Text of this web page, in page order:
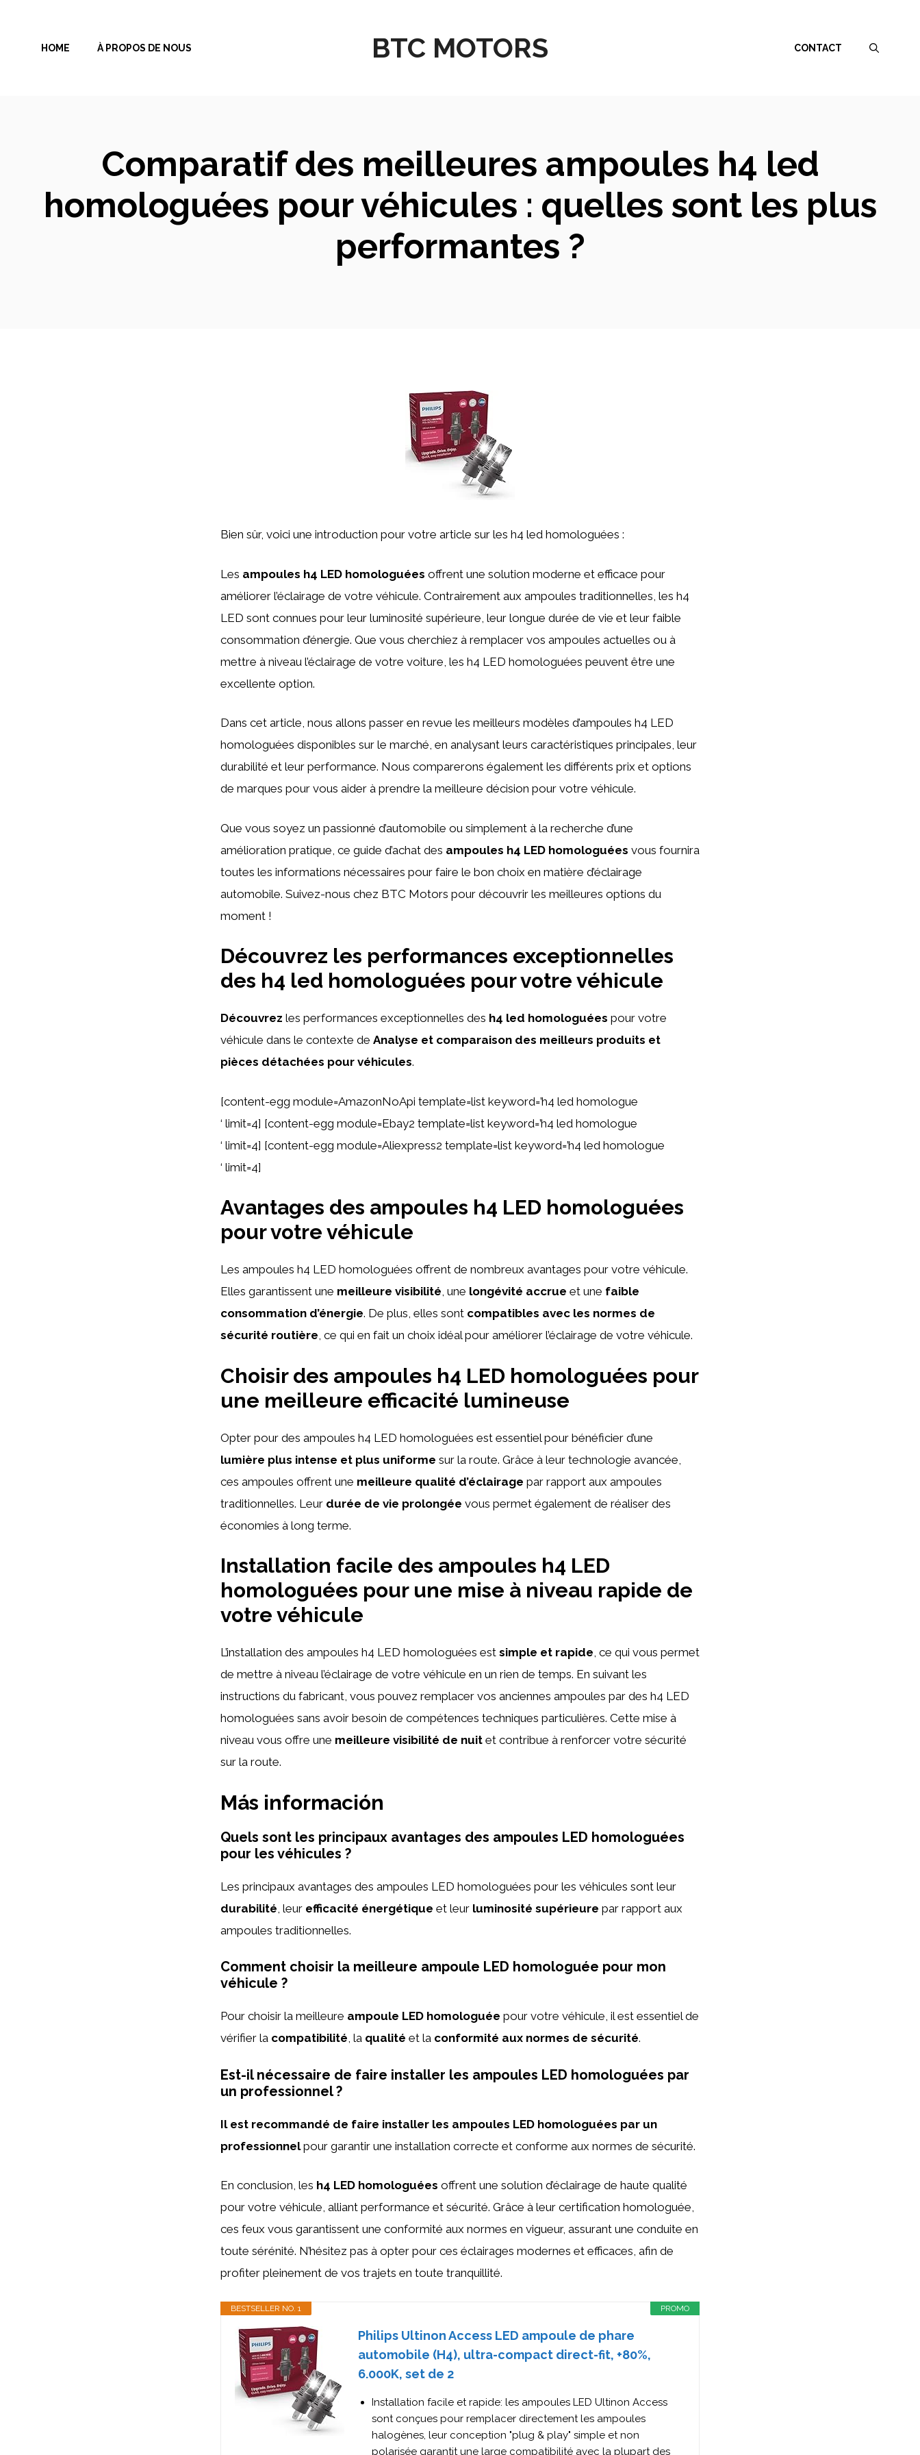
contenu
BTC MOTORS
HOME À PROPOS DE NOUS CONTACT
Comparatif des meilleures ampoules h4 led
homologuées pour véhicules : quelles sont les plus
performantes ?
Bien sûr, voici une introduction pour votre article sur les h4 led homologuées :
Les ampoules h4 LED homologuées offrent une solution moderne et efficace pour
améliorer l’éclairage de votre véhicule. Contrairement aux ampoules traditionnelles, les h4
LED sont connues pour leur luminosité supérieure, leur longue durée de vie et leur faible
consommation d’énergie. Que vous cherchiez à remplacer vos ampoules actuelles ou à
mettre à niveau l’éclairage de votre voiture, les h4 LED homologuées peuvent être une
excellente option.
Dans cet article, nous allons passer en revue les meilleurs modèles d’ampoules h4 LED
homologuées disponibles sur le marché, en analysant leurs caractéristiques principales, leur
durabilité et leur performance. Nous comparerons également les différents prix et options
de marques pour vous aider à prendre la meilleure décision pour votre véhicule.
Que vous soyez un passionné d’automobile ou simplement à la recherche d’une
amélioration pratique, ce guide d’achat des ampoules h4 LED homologuées vous fournira
toutes les informations nécessaires pour faire le bon choix en matière d’éclairage
automobile. Suivez-nous chez BTC Motors pour découvrir les meilleures options du
moment !
Découvrez les performances exceptionnelles
des h4 led homologuées pour votre véhicule
Découvrez les performances exceptionnelles des h4 led homologuées pour votre
véhicule dans le contexte de Analyse et comparaison des meilleurs produits et
pièces détachées pour véhicules.
[content-egg module=AmazonNoApi template=list keyword=’h4 led homologue
‘ limit=4] [content-egg module=Ebay2 template=list keyword=’h4 led homologue
‘ limit=4] [content-egg module=Aliexpress2 template=list keyword=’h4 led homologue
‘ limit=4]
Avantages des ampoules h4 LED homologuées
pour votre véhicule
Les ampoules h4 LED homologuées offrent de nombreux avantages pour votre véhicule.
Elles garantissent une meilleure visibilité, une longévité accrue et une faible
consommation d’énergie. De plus, elles sont compatibles avec les normes de
sécurité routière, ce qui en fait un choix idéal pour améliorer l’éclairage de votre véhicule.
Choisir des ampoules h4 LED homologuées pour
une meilleure efficacité lumineuse
Opter pour des ampoules h4 LED homologuées est essentiel pour bénéficier d’une
lumière plus intense et plus uniforme sur la route. Grâce à leur technologie avancée,
ces ampoules offrent une meilleure qualité d’éclairage par rapport aux ampoules
traditionnelles. Leur durée de vie prolongée vous permet également de réaliser des
économies à long terme.
Installation facile des ampoules h4 LED
homologuées pour une mise à niveau rapide de
votre véhicule
L’installation des ampoules h4 LED homologuées est simple et rapide, ce qui vous permet
de mettre à niveau l’éclairage de votre véhicule en un rien de temps. En suivant les
instructions du fabricant, vous pouvez remplacer vos anciennes ampoules par des h4 LED
homologuées sans avoir besoin de compétences techniques particulières. Cette mise à
niveau vous offre une meilleure visibilité de nuit et contribue à renforcer votre sécurité
sur la route.
Más información
Quels sont les principaux avantages des ampoules LED homologuées
pour les véhicules ?
Les principaux avantages des ampoules LED homologuées pour les véhicules sont leur
durabilité , leur efficacité énergétique et leur luminosité supérieure par rapport aux
ampoules traditionnelles.
Comment choisir la meilleure ampoule LED homologuée pour mon
véhicule ?
Pour choisir la meilleure ampoule LED homologuée pour votre véhicule, il est essentiel de
vérifier la compatibilité, la qualité et la conformité aux normes de sécurité.
Est-il nécessaire de faire installer les ampoules LED homologuées par
un professionnel ?
Il est recommandé de faire installer les ampoules LED homologuées par un
professionnelpour garantir une installation correcte et conforme aux normes de sécurité.
En conclusion, les h4 LED homologuées offrent une solution d’éclairage de haute qualité
pour votre véhicule, alliant performance et sécurité. Grâce à leur certification homologuée,
ces feux vous garantissent une conformité aux normes en vigueur, assurant une conduite en
toute sérénité. N’hésitez pas à opter pour ces éclairages modernes et efficaces, afin de
profiter pleinement de vos trajets en toute tranquillité.
PROMO
BESTSELLER NO. 1
Philips Ultinon Access LED ampoule de phare
automobile (H4), ultra-compact direct-fit, +80%,
6.000K, set de 2
Installation facile et rapide: les ampoules LED Ultinon Access
sont conçues pour remplacer directement les ampoules
halogènes, leur conception "plug & play" simple et non
polarisée garantit une large compatibilité avec la plupart des